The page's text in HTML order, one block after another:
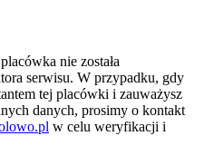
nie została
serwisu. W przypadku, gdy
tej placówki i zauważysz
danych, prosimy o kontakt
w celu weryfikacji i